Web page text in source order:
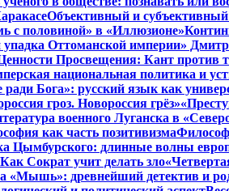
Объективный и субъективный
с половиной» в «Иллюзионе»
упадка Оттоманской империи»
Просвещения: Кант против
национальная политика и
ради Бога»: русский язык как
гроз. Новороссия грёз»
военного Луганска в
как часть позитивизма
Цымбурского: длинные волны
Как Сократ учит делать зло
«Мышь»: древнейший детектив и